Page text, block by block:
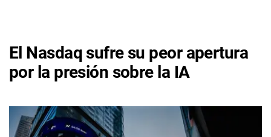
El Nasdaq sufre su peor apertura
por la presión sobre la IA